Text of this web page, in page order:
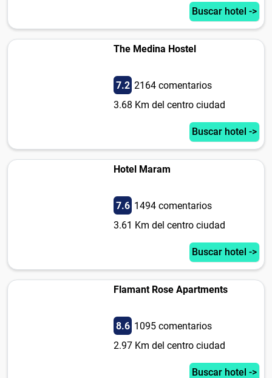
Buscar hotel ->
The Medina Hostel
7.2 2164 comentarios
3.68 Km del centro ciudad
Buscar hotel ->
Hotel Maram
7.6 1494 comentarios
3.61 Km del centro ciudad
Buscar hotel ->
Flamant Rose Apartments
8.6 1095 comentarios
2.97 Km del centro ciudad
Buscar hotel ->